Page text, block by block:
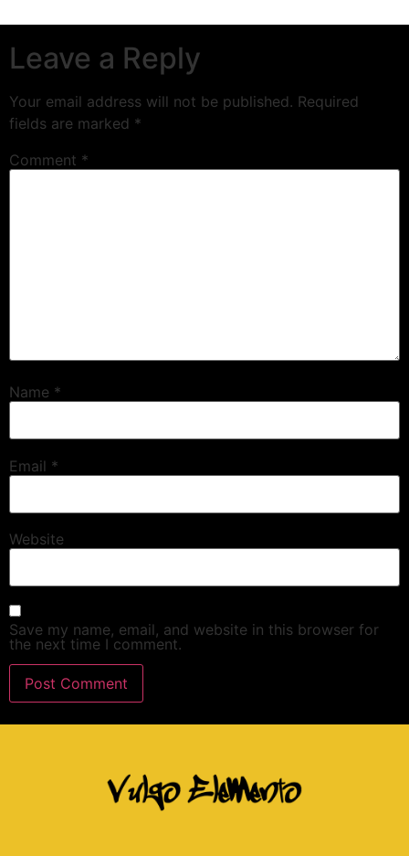
Leave a Reply
Your email address will not be published. Required
fields are marked *
Comment *
Name *
Email *
Website
Save my name, email, and website in this browser for
the next time I comment.